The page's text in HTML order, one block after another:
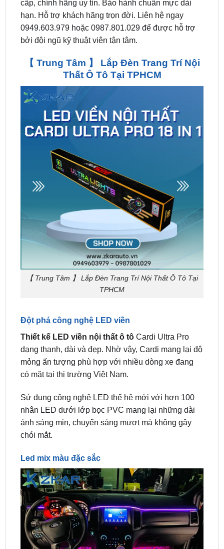
0949.603.979 hoặc 0987.801.029 để được hỗ trợ
bởi đội ngũ kỹ thuật viên tận tâm.
【 Trung Tâm 】 Lắp Đèn Trang Trí Nội
【 Trung Tâm 】 Lắp Đèn Trang Trí Nội Thất Ô Tô Tại
TPHCM
Đột phá công nghệ LED viền
dạng thanh, dài và đẹp. Nhờ vậy, Cardi mang lại độ
mỏng ấn tượng phù hợp với nhiều dòng xe đang
có mặt tại thị trường Việt Nam.
Sử dụng công nghệ LED thế hệ mới với hơn 100
ánh sáng mịn, chuyển sáng mượt mà không gây
chói mắt.
Led mix màu đặc sắc